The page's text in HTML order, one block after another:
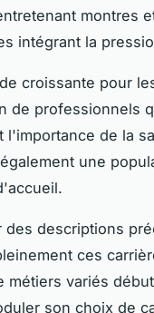
montres
intégrant la
croissante pour
de professionnels
de la
une
descriptions
ces
variés
son choix de